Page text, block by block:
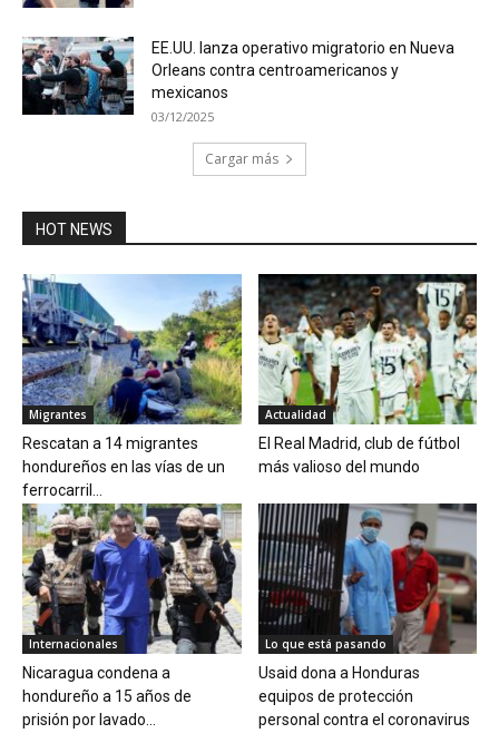
EE.UU. lanza operativo migratorio en Nueva
Orleans contra centroamericanos y
mexicanos
03/12/2025
Cargar más
HOT NEWS
Migrantes
Rescatan a 14 migrantes
hondureños en las vías de un
ferrocarril...
Actualidad
El Real Madrid, club de fútbol
más valioso del mundo
Internacionales
Nicaragua condena a
hondureño a 15 años de
prisión por lavado...
Lo que está pasando
Usaid dona a Honduras
equipos de protección
personal contra el coronavirus